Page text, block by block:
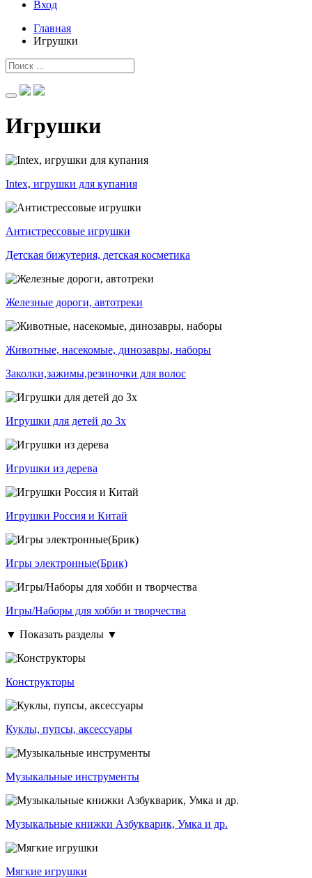
Вход
Главная
Игрушки
Игрушки
Intex, игрушки для купания
Антистрессовые игрушки
Детская бижутерия, детская косметика
Железные дороги, автотреки
Животные, насекомые, динозавры, наборы
Заколки,зажимы,резиночки для волос
Игрушки для детей до 3х
Игрушки из дерева
Игрушки Россия и Китай
Игры электронные(Брик)
Игры/Наборы для хобби и творчества
▼ Показать разделы ▼
Конструкторы
Куклы, пупсы, аксессуары
Музыкальные инструменты
Музыкальные книжки Азбукварик, Умка и др.
Мягкие игрушки